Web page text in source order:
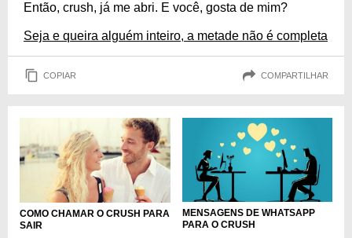
Então, crush, já me abri. E você, gosta de mim?
Seja e queira alguém inteiro, a metade não é completa
COPIAR COMPARTILHAR
COMO CHAMAR O CRUSH PARA
SAIR
MENSAGENS DE WHATSAPP
PARA O CRUSH